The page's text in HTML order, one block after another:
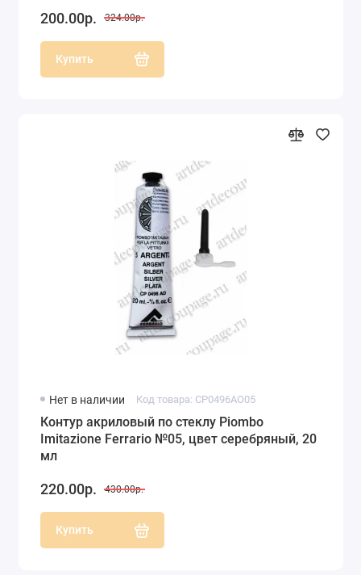
200.00р. 324.00р.
Купить
Нет в наличии Код товара: CP0496AO05
Контур акриловый по стеклу Piombo
Imitazione Ferrario №05, цвет серебряный, 20
мл
220.00р. 430.00р.
Купить